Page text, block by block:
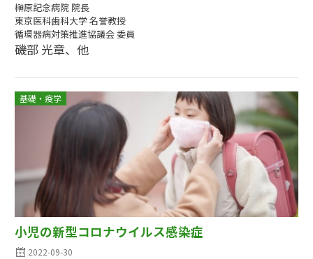
榊原記念病院 院長
東京医科歯科大学 名誉教授
循環器病対策推進協議会 委員
磯部 光章、他
基礎・疫学
小児の新型コロナウイルス感染症
2022-09-30